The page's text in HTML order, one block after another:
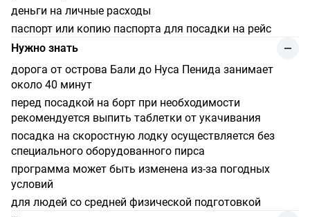
деньги на личные расходы
паспорт или копию паспорта для посадки на рейс
Нужно знать
дорога от острова Бали до Нуса Пенида занимает
около 40 минут
перед посадкой на борт при необходимости
рекомендуется выпить таблетки от укачивания
посадка на скоростную лодку осуществляется без
специального оборудованного пирса
программа может быть изменена из-за погодных
условий
для людей со средней физической подготовкой